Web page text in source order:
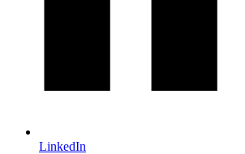
LinkedIn